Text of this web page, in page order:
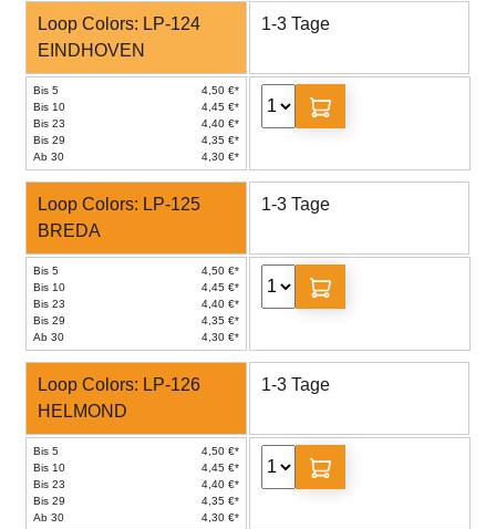
Loop Colors: LP-124
EINDHOVEN
1-3 Tage
Bis 5
4,50 €*
Bis 10
4,45 €*
Bis 23
4,40 €*
Bis 29
4,35 €*
Ab 30
4,30 €*
Loop Colors: LP-125
BREDA
1-3 Tage
Bis 5
4,50 €*
Bis 10
4,45 €*
Bis 23
4,40 €*
Bis 29
4,35 €*
Ab 30
4,30 €*
Loop Colors: LP-126
HELMOND
1-3 Tage
Bis 5
4,50 €*
Bis 10
4,45 €*
Bis 23
4,40 €*
Bis 29
4,35 €*
Ab 30
4,30 €*